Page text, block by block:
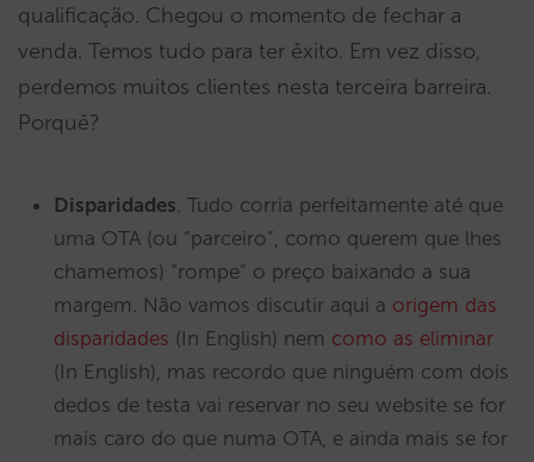
qualificação. Chegou o momento de fechar a
venda. Temos tudo para ter êxito. Em vez disso,
perdemos muitos clientes nesta terceira barreira.
Porquê?
Disparidades . Tudo corria perfeitamente até que
uma OTA (ou “parceiro”, como querem que lhes
chamemos) “rompe” o preço baixando a sua
margem. Não vamos discutir aqui a origem das
disparidades (In English) nem como as eliminar
(In English), mas recordo que ninguém com dois
dedos de testa vai reservar no seu website se for
mais caro do que numa OTA, e ainda mais se for